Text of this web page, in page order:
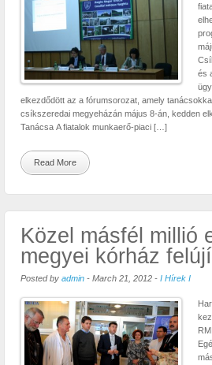
és
elkezdődött az a fórumsorozat, amely
csíkszeredai megyeházán május 8-án, kedden
Tanácsa A fiatalok munkaerő-piaci […]
Read More
Közel másfél millió
megyei kórház
Posted by admin - March 21, 2012 - I Hírek I